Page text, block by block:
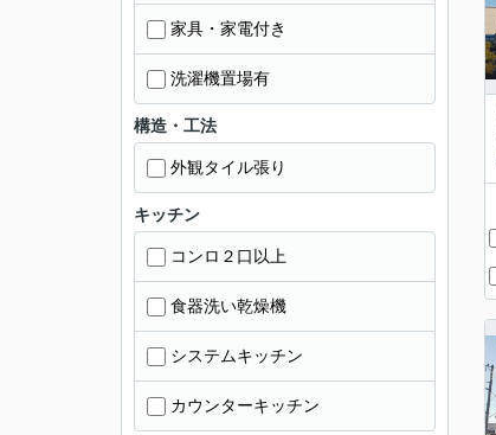
家具・家電付き
洗濯機置場有
構造・工法
外観タイル張り
キッチン
コンロ２口以上
食器洗い乾燥機
システムキッチン
カウンターキッチン